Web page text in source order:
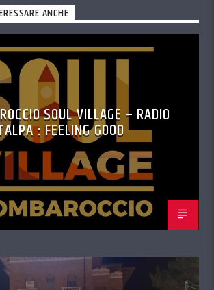
ANCHE
SOUL VILLAGE – RADIO
: FEELING GOOD